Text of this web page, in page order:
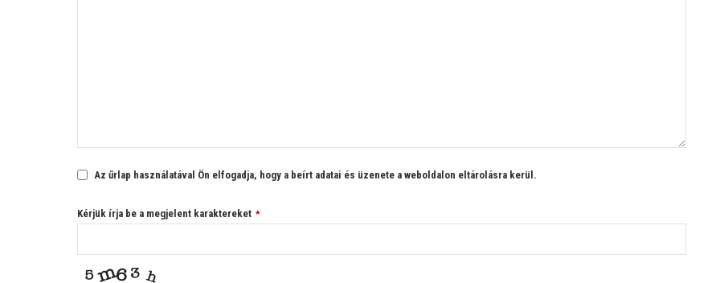
Az űrlap használatával Ön elfogadja, hogy a beírt adatai és üzenete a weboldalon eltárolásra kerül.
Kérjük írja be a megjelent karaktereket *